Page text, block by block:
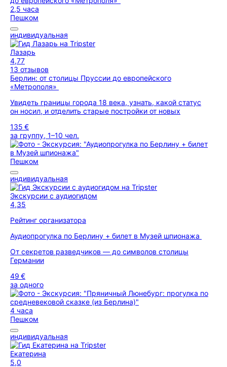
2,5 часа
Пешком
индивидуальная
Лазарь
4,77
13 отзывов
Берлин: от столицы Пруссии до европейского
«Метрополя»
Увидеть границы города 18 века, узнать, какой статус
он носил, и отделить старые постройки от новых
135 €
за группу, 1–10 чел.
Пешком
индивидуальная
Экскурсии с аудиогидом
4,35
Рейтинг организатора
Аудиопрогулка по Берлину + билет в Музей шпионажа
От секретов разведчиков — до символов столицы
Германии
49 €
за одного
4 часа
Пешком
индивидуальная
Екатерина
5,0